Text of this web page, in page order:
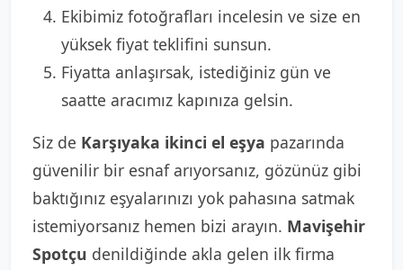
Ekibimiz fotoğrafları incelesin ve size en
yüksek fiyat teklifini sunsun.
Fiyatta anlaşırsak, istediğiniz gün ve
saatte aracımız kapınıza gelsin.
Siz de Karşıyaka ikinci el eşya pazarında
güvenilir bir esnaf arıyorsanız, gözünüz gibi
baktığınız eşyalarınızı yok pahasına satmak
istemiyorsanız hemen bizi arayın. Mavişehir
Spotçu denildiğinde akla gelen ilk firma